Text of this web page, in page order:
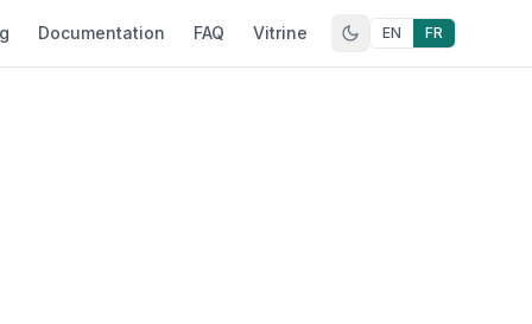
Documentation FAQ Vitrine EN FR